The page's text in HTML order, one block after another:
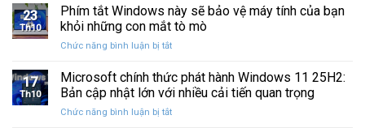
Dẫn
Chi
SSD:
Hướng
10+
mềm
test
cách
khắc
phục
laptop
kết
nối
WiFi
23
Th10
Phím tắt Windows này sẽ bảo vệ máy tính của bạn
khỏi những con mắt tò mò
Chức năng bình luận bị tắtở
tắt
Windows
này
sẽ
17
Th10
Microsoft chính thức phát hành Windows 11 25H2:
Bản cập nhật lớn với nhiều cải tiến quan trọng
Chức năng bình luận bị tắtở